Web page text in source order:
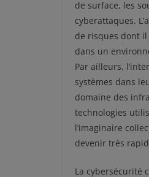
de surface, les
cyberattaques.
de risques dont
dans un
Par ailleurs,
systèmes dans
domaine des
technologies
l’imaginaire
devenir très
La cybersécurité